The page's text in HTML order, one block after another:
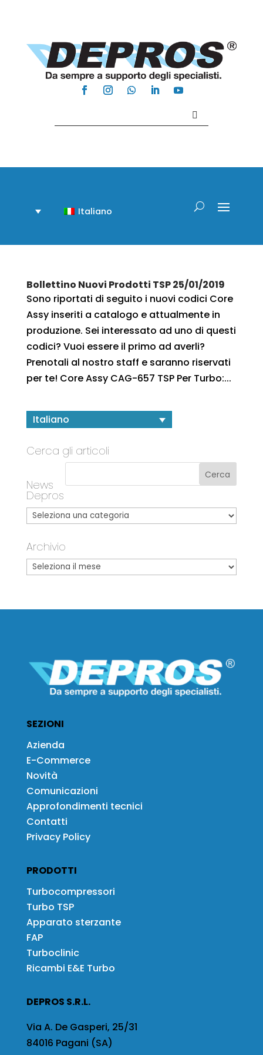
Italiano
Bollettino Nuovi Prodotti TSP 25/01/2019
Sono riportati di seguito i nuovi codici Core
Assy inseriti a catalogo e attualmente in
produzione. Sei interessato ad uno di questi
codici? Vuoi essere il primo ad averli?
Prenotali al nostro staff e saranno riservati
per te! Core Assy CAG-657 TSP Per Turbo:...
Italiano
Cerca gli articoli
News
Depros
Archivio
SEZIONI
Azienda
E-Commerce
Novità
Comunicazioni
Approfondimenti tecnici
Contatti
Privacy Policy
PRODOTTI
Turbocompressori
Turbo TSP
Apparato sterzante
FAP
Turboclinic
Ricambi E&E Turbo
DEPROS S.R.L.
Via A. De Gasperi, 25/31
84016 Pagani (SA)